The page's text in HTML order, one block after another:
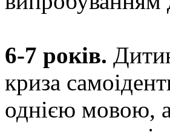
6-7 років.
криза
однією мовою,